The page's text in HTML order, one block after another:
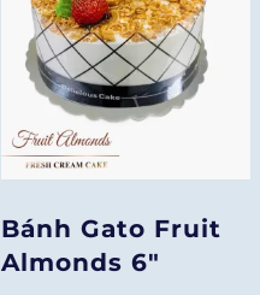
Bánh Gato Fruit
Almonds 6″